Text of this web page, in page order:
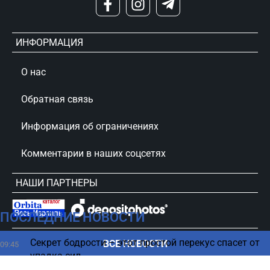
ПОСЛЕДНИЕ НОВОСТИ
09:45
Секрет бодрости – этот простой перекус спасет от
упадка сил
ВСЕ НОВОСТИ
ИНФОРМАЦИЯ
О нас
Обратная связь
Информация об ограничениях
Комментарии в наших соцсетях
НАШИ ПАРТНЕРЫ
сursorinfo.co.il © Все права защищены